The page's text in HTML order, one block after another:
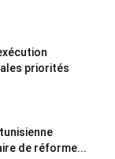
priorités
de réforme...